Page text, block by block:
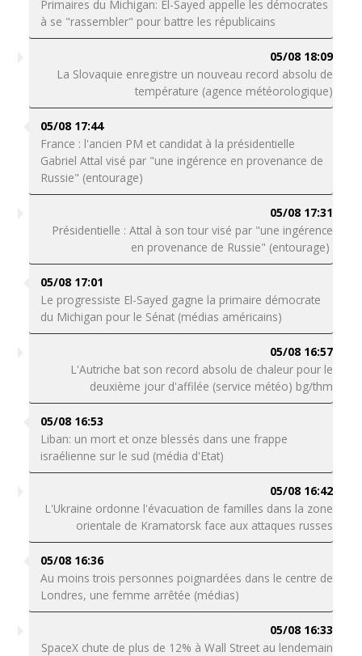
Primaires du Michigan: El-Sayed appelle les démocrates
à se "rassembler" pour battre les républicains
05/08 18:09
La Slovaquie enregistre un nouveau record absolu de
température (agence météorologique)
05/08 17:44
France : l'ancien PM et candidat à la présidentielle
Gabriel Attal visé par "une ingérence en provenance de
Russie" (entourage)
05/08 17:31
Présidentielle : Attal à son tour visé par "une ingérence
en provenance de Russie" (entourage)
05/08 17:01
Le progressiste El-Sayed gagne la primaire démocrate
du Michigan pour le Sénat (médias américains)
05/08 16:57
L'Autriche bat son record absolu de chaleur pour le
deuxième jour d'affilée (service météo) bg/thm
05/08 16:53
Liban: un mort et onze blessés dans une frappe
israélienne sur le sud (média d'Etat)
05/08 16:42
L'Ukraine ordonne l'évacuation de familles dans la zone
orientale de Kramatorsk face aux attaques russes
05/08 16:36
Au moins trois personnes poignardées dans le centre de
Londres, une femme arrêtée (médias)
05/08 16:33
SpaceX chute de plus de 12% à Wall Street au lendemain